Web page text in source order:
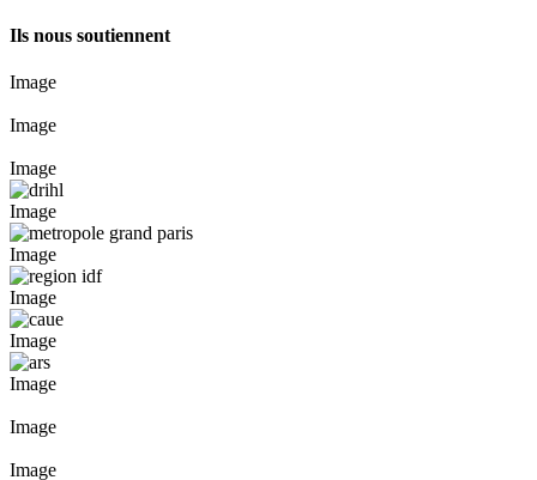
Ils nous soutiennent
Image
Image
Image
Image
Image
Image
Image
Image
Image
Image